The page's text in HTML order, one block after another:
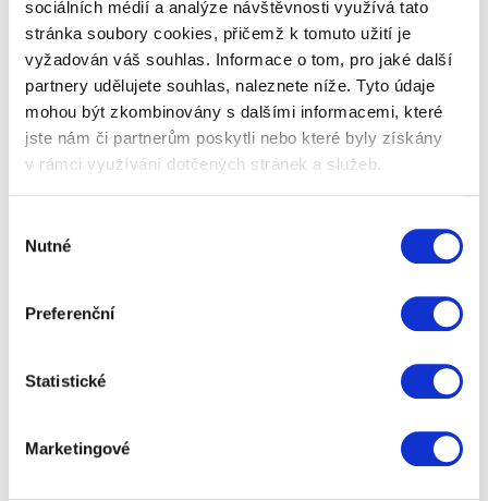
sociálních médií a analýze návštěvnosti využívá tato
stránka soubory cookies, přičemž k tomuto užití je
vyžadován váš souhlas. Informace o tom, pro jaké další
partnery udělujete souhlas, naleznete níže. Tyto údaje
mohou být zkombinovány s dalšími informacemi, které
jste nám či partnerům poskytli nebo které byly získány
v rámci využívání dotčených stránek a služeb.
souhlasu
Nutné
Preferenční
Statistické
Marketingové
1
Tyto originální a báječné hodinky s vodotryskem